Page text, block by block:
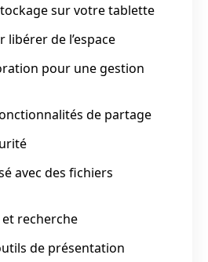
sur votre tablette
libérer de l’espace
pour une gestion
de partage
avec des fichiers
recherche
de présentation